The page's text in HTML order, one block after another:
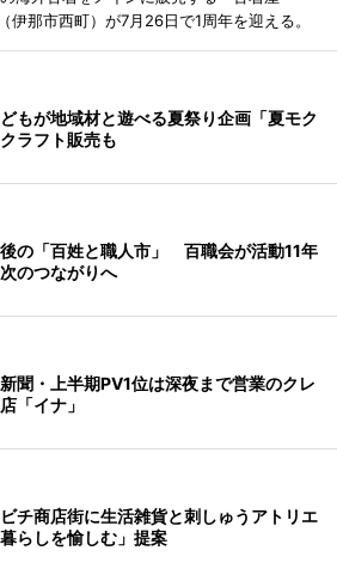
那市西町）が7月26日で1周年を迎える。
もが地域材と遊べる夏祭り企画「夏モク
ラフト販売も
の「百姓と職人市」 百職会が活動11年
のつながりへ
聞・上半期PV1位は深夜まで営業のクレ
「イナ」
チ商店街に生活雑貨と刺しゅうアトリエ
らしを愉しむ」提案